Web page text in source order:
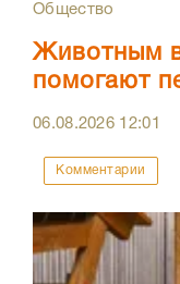
Общество
Животным
помогают
06.08.2026 12:01
Комментарии